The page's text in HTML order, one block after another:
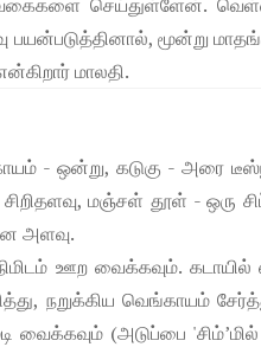
மூன்று
மாலதி.
- ஒன்று, கடுகு - அரை
மஞ்சள் தூள் - ஒரு
அளவு.
ஊற வைக்கவும். கடாயில்
நறுக்கிய வெங்காயம்
வைக்கவும் (அடுப்பை